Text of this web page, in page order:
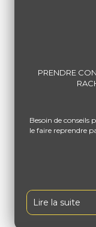
PRENDRE
Besoin de
le faire reprendre
Lire la suite